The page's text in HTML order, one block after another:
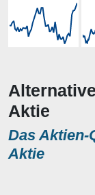
Aktie
Das Aktien-
Aktie